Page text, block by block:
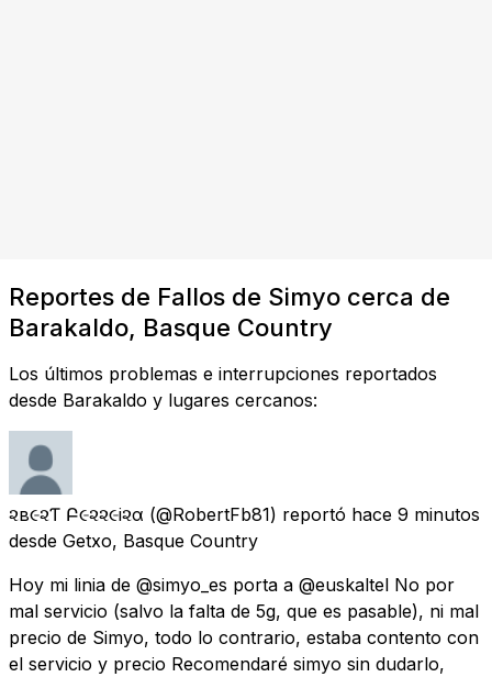
Reportes de Fallos de Simyo cerca de
Barakaldo, Basque Country
Los últimos problemas e interrupciones reportados
desde Barakaldo y lugares cercanos:
૨ѳв૯૨Ƭѳ Բ૯૨૨૯i૨α (@RobertFb81) reportó hace 9 minutos
desde Getxo, Basque Country
Hoy mi linia de @simyo_es porta a @euskaltel No por
mal servicio (salvo la falta de 5g, que es pasable), ni mal
precio de Simyo, todo lo contrario, estaba contento con
el servicio y precio Recomendaré simyo sin dudarlo,